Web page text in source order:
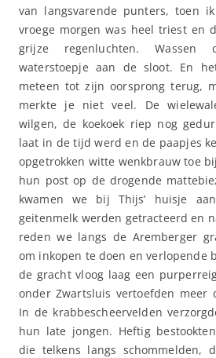
van langsvarende punters, toen
vroege morgen was heel triest en
grijze regenluchten.
waterstoepje aan de sloot. En
meteen tot zijn oorsprong terug,
merkte je niet veel. De
wilgen, de koekoek riep nog
laat in de tijd werd en de paapjes
opgetrokken witte wenkbrauw toe
hun post op de drogende
kwamen we bij Thijs’ huisje
geitenmelk werden getracteerd en
reden we langs de Aremberger
om inkopen te doen en verlopende
de gracht vloog laag een
onder Zwartsluis vertoefden meer
In de krabbescheervelden
hun late jongen. Heftig
die telkens langs schommelden,